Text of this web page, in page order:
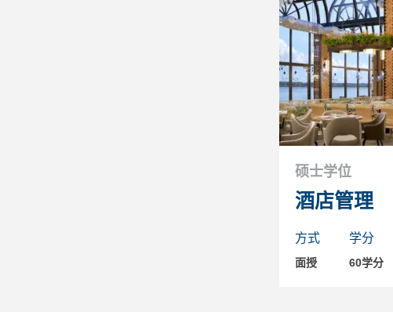
硕士学位
酒店管理
方式
面授
学分
60学分